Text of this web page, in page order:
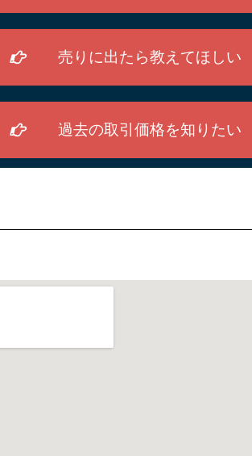
売りに出たら教えてほしい
過去の取引価格を知りたい